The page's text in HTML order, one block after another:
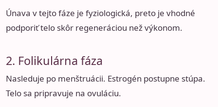
Únava v tejto fáze je fyziologická, preto je vhodné
podporiť telo skôr regeneráciou než výkonom.
2. Folikulárna fáza
Nasleduje po menštruácii. Estrogén postupne stúpa.
Telo sa pripravuje na ovuláciu.